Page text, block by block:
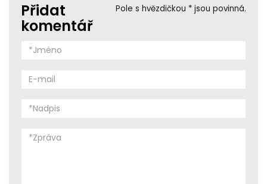
Pole s hvězdičkou * jsou povinná.
Přidat
komentář